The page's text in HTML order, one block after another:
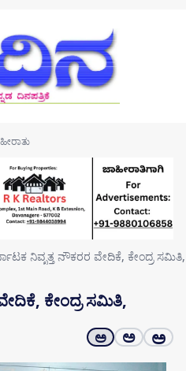
ನಿವೃತ್ತ ನೌಕರರ ವೇದಿಕೆ, ಕೇಂದ್ರ ಸಮಿತಿ,
ಕೇಂದ್ರ ಸಮಿತಿ,
ಅ ಅ ಅ